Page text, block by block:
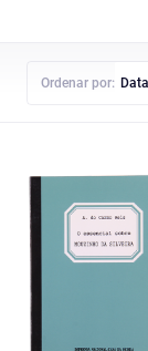
Ordenar por: Data